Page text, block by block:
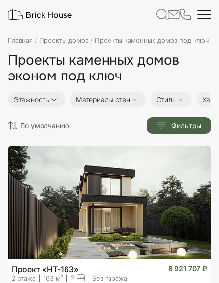
Главная Проекты домов Проекты каменных домов под ключ
Проекты каменных домов
эконом под ключ
Этажность Материалы стен Стиль
по умолчанию Фильтры
Проект «HT-163» 8 921 707 ₽
2 этажа 163 м2 2 Без гаража